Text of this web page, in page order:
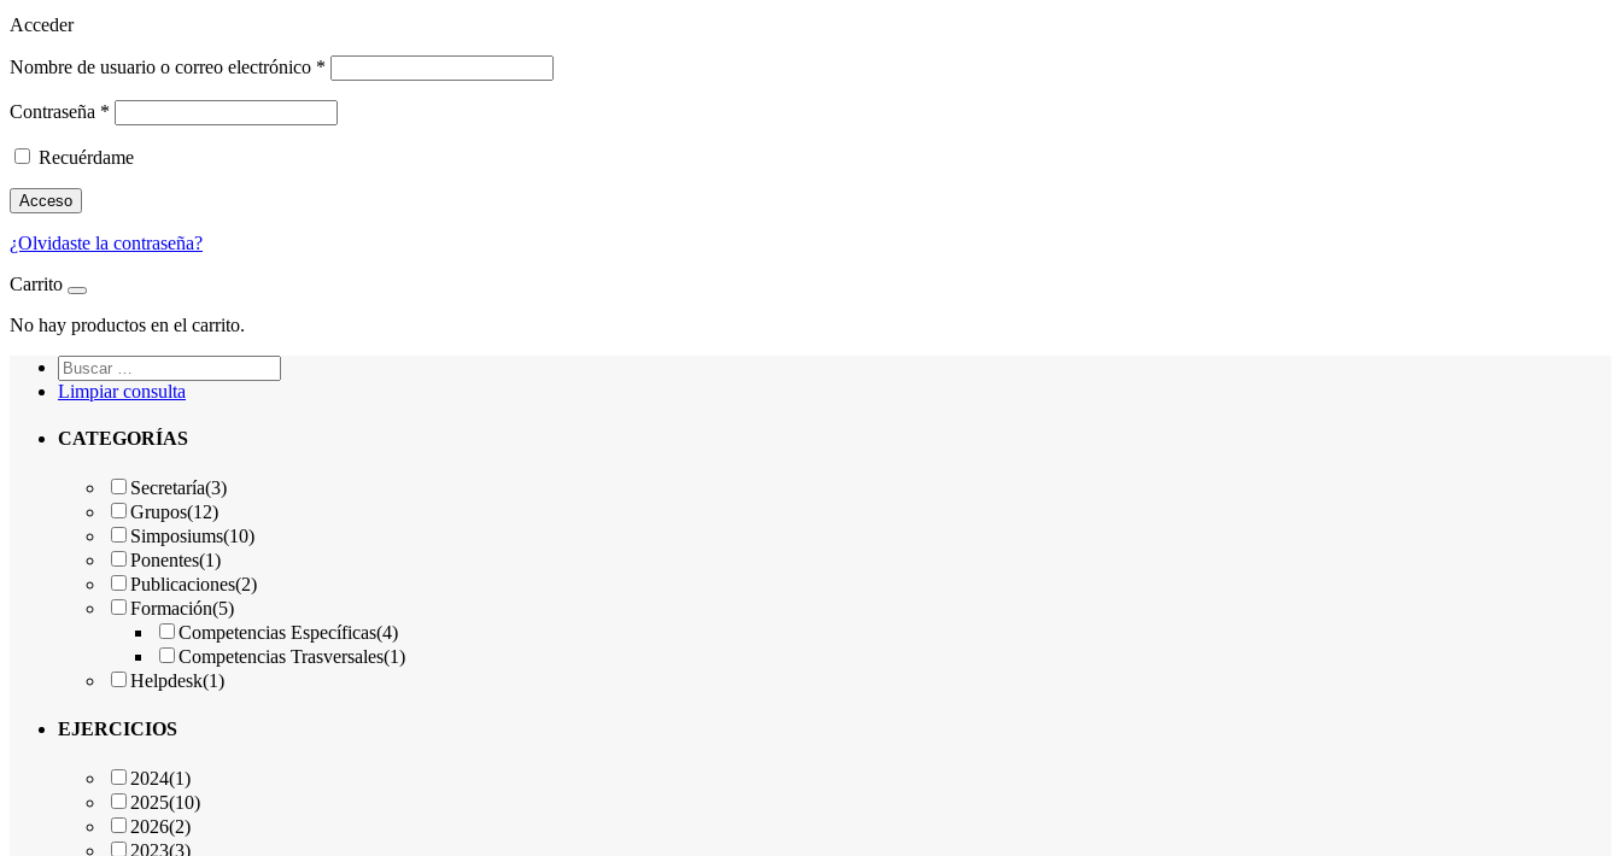
Acceder
Nombre de usuario o correo electrónico *
Contraseña *
Recuérdame
Acceso
¿Olvidaste la contraseña?
Carrito
No hay productos en el carrito.
Limpiar consulta
CATEGORÍAS
Secretaría(3)
Grupos(12)
Simposiums(10)
Ponentes(1)
Publicaciones(2)
Formación(5)
Competencias Específicas(4)
Competencias Trasversales(1)
Helpdesk(1)
EJERCICIOS
2024(1)
2025(10)
2026(2)
2023(3)